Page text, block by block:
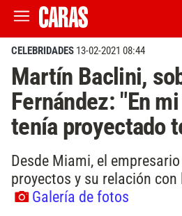
CELEBRIDADES 13-02-2021 08:44
Martín Baclini,
Fernández: "En
tenía proyectado
Desde Miami, el
proyectos y su relación con
Galería de fotos